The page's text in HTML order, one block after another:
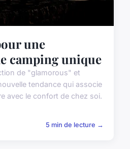
une
camping unique
de "glamorous" et
tendance qui associe
avec le confort de chez soi.
5 min de lecture →